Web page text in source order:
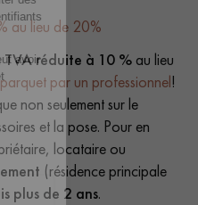
au lieu de 20%
TVA réduite à 10 % au lieu
par un professionnel!
non seulement sur le
et la pose. Pour en
locataire ou
(résidence principale
plus de 2 ans.